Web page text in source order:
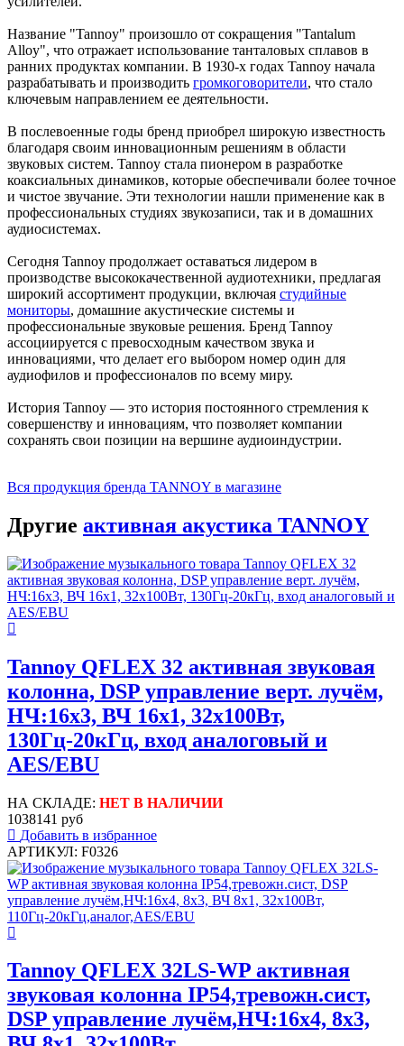
Название "Tannoy" произошло от сокращения "Tantalum
Alloy", что отражает использование танталовых сплавов в
ранних продуктах компании. В 1930-х годах Tannoy начала
разрабатывать и производить громкоговорители, что стало
ключевым направлением ее деятельности.
В послевоенные годы бренд приобрел широкую известность
благодаря своим инновационным решениям в области
звуковых систем. Tannoy стала пионером в разработке
коаксиальных динамиков, которые обеспечивали более точное
и чистое звучание. Эти технологии нашли применение как в
профессиональных студиях звукозаписи, так и в домашних
аудиосистемах.
Сегодня Tannoy продолжает оставаться лидером в
производстве высококачественной аудиотехники, предлагая
широкий ассортимент продукции, включая студийные
мониторы, домашние акустические системы и
профессиональные звуковые решения. Бренд Tannoy
ассоциируется с превосходным качеством звука и
инновациями, что делает его выбором номер один для
аудиофилов и профессионалов по всему миру.
История Tannoy — это история постоянного стремления к
совершенству и инновациям, что позволяет компании
сохранять свои позиции на вершине аудиоиндустрии.
Вся продукция бренда TANNOY в магазине
Другие активная акустика TANNOY
Tannoy QFLEX 32 активная звуковая
колонна, DSP управление верт. лучём,
НЧ:16х3, ВЧ 16x1, 32х100Вт,
130Гц-20кГц, вход аналоговый и
AES/EBU
НА СКЛАДЕ: НЕТ В НАЛИЧИИ
1038141 руб
Добавить в избранное
АРТИКУЛ: F0326
Tannoy QFLEX 32LS-WP активная
звуковая колонна IP54,тревожн.сист,
DSP управление лучём,НЧ:16х4, 8x3,